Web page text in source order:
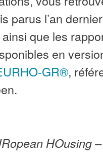
parus l’an
que les
en
GR®,
HOusing